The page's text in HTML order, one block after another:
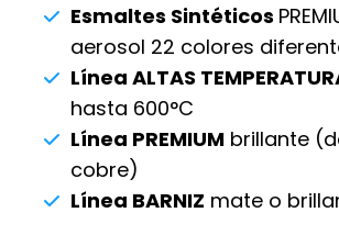
Esmaltes Sintéticos
aerosol 22 colores
Línea ALTAS
hasta 600°C
Línea PREMIUM brillante
cobre)
Línea BARNIZ mate o